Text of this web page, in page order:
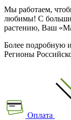
Мы работаем,
любимы! С
растению, Ваш
Более подробную
Регионы
Оплата